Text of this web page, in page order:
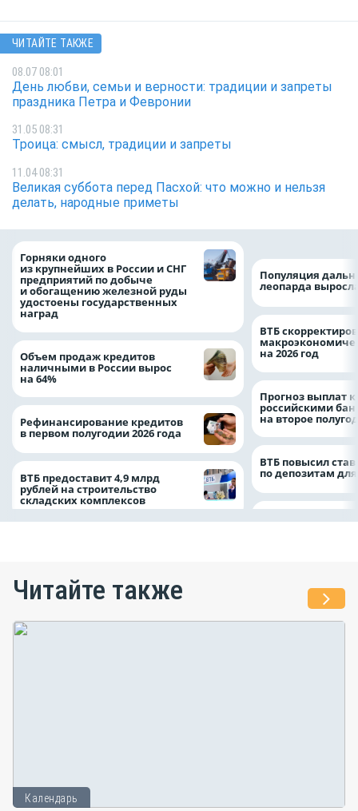
ЧИТАЙТЕ ТАКЖЕ
08.07 08:01
День любви, семьи и верности: традиции и запреты
праздника Петра и Февронии
31.05 08:31
Троица: смысл, традиции и запреты
11.04 08:31
Великая суббота перед Пасхой: что можно и нельзя
делать, народные приметы
Горняки одного
из крупнейших в России и СНГ
предприятий по добыче
и обогащению железной руды
удостоены государственных
наград
Объем продаж кредитов
наличными в России вырос
на 64%
Рефинансирование кредитов
в первом полугодии 2026 года
ВТБ предоставит 4,9 млрд
рублей на строительство
складских комплексов
Популяция
леопарда
ВТБ
на 2026 год
Прогноз выплат
российскими
на второе
ВТБ повысил
по депозитам
Читайте также
Календарь